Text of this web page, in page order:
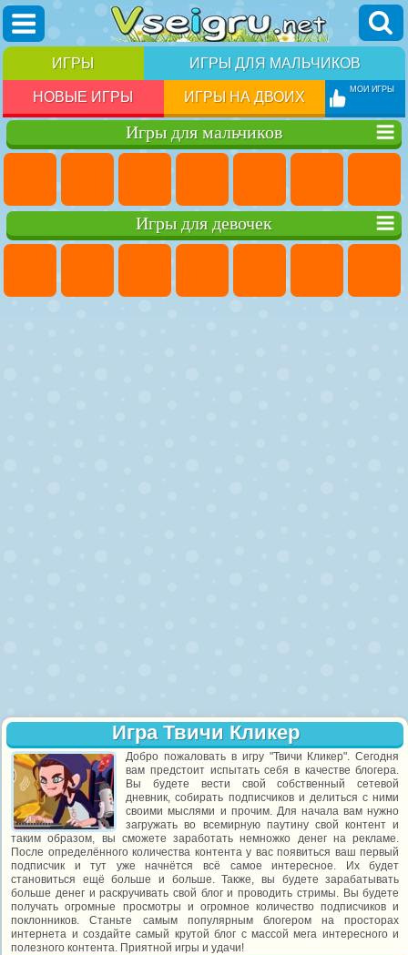
ИГРЫ ИГРЫ ДЛЯ МАЛЬЧИКОВ
НОВЫЕ ИГРЫ ИГРЫ НА ДВОИХ МОИ ИГРЫ
Игры для мальчиков
Игры для девочек
Игра Твичи Кликер
Добро пожаловать в игру "Твичи Кликер". Сегодня
вам предстоит испытать себя в качестве блогера.
Вы будете вести свой собственный сетевой
дневник, собирать подписчиков и делиться с ними
своими мыслями и прочим. Для начала вам нужно
загружать во всемирную паутину свой контент и
таким образом, вы сможете заработать немножко денег на рекламе.
После определённого количества контента у вас появиться ваш первый
подписчик и тут уже начнётся всё самое интересное. Их будет
становиться ещё больше и больше. Также, вы будете зарабатывать
больше денег и раскручивать свой блог и проводить стримы. Вы будете
получать огромные просмотры и огромное количество подписчиков и
поклонников. Станьте самым популярным блогером на просторах
интернета и создайте самый крутой блог с массой мега интересного и
полезного контента. Приятной игры и удачи!